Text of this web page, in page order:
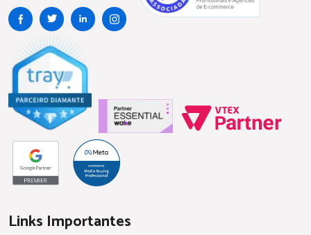
Links Importantes